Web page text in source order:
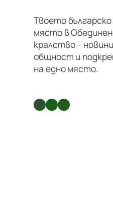
Твоето българско
място в
кралство –
общност и
на едно място.
Facebook X GitHub